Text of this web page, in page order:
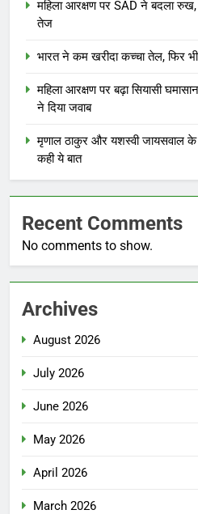
महिला आरक्षण पर SAD ने बदला
तेज
भारत ने कम खरीदा कच्चा तेल, फिर
महिला आरक्षण पर बढ़ा सियासी
ने दिया जवाब
मृणाल ठाकुर और यशस्वी जायसवाल
कही ये बात
Recent Comments
No comments to show.
Archives
August 2026
July 2026
June 2026
May 2026
April 2026
March 2026